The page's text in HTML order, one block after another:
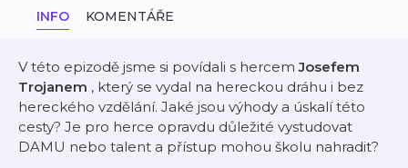
INFO KOMENTÁŘE
V této epizodě jsme si povídali s hercemJosefem
Trojanem , který se vydal na hereckou dráhu i bez
hereckého vzdělání. Jaké jsou výhody a úskalí této
cesty? Je pro herce opravdu důležité vystudovat
DAMU nebo talent a přístup mohou školu nahradit?